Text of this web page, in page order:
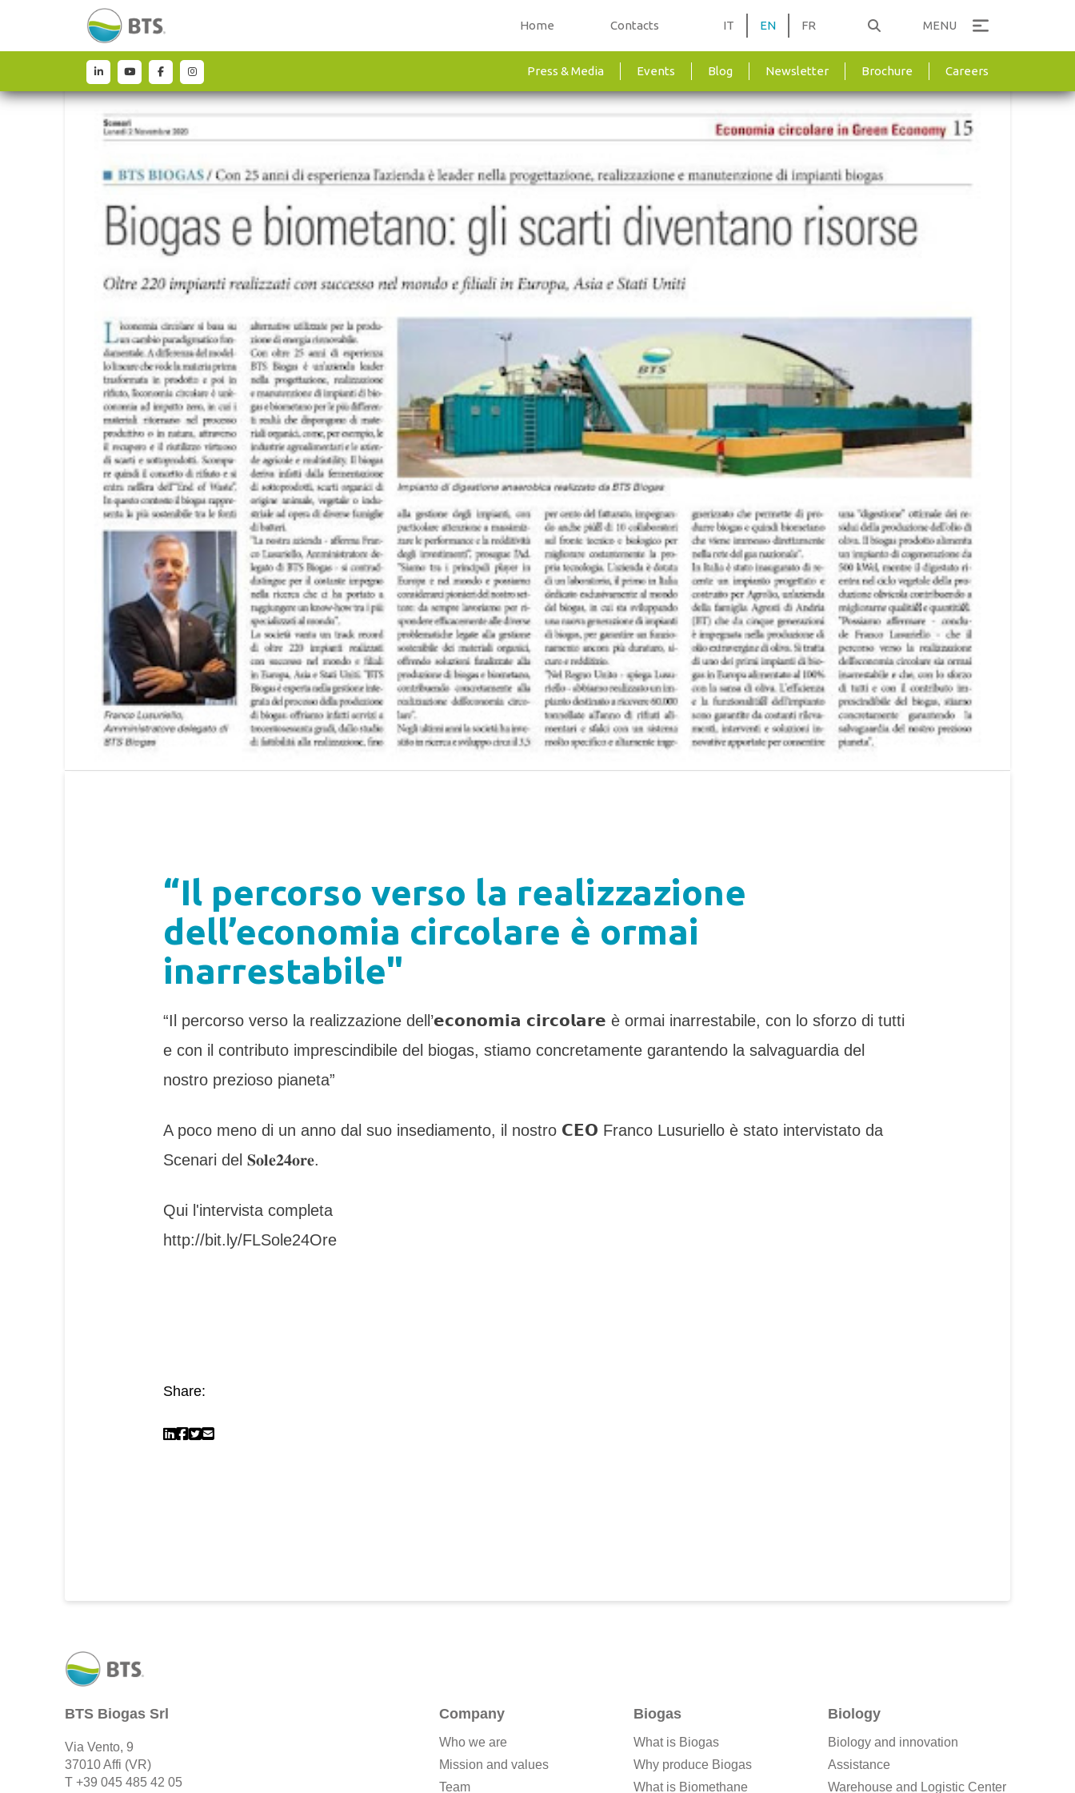
Home Contacts IT EN FR MENU
Press & Media Events Blog Newsletter Brochure Careers
“Il percorso verso la realizzazione
dell’economia circolare è ormai
inarrestabile"
“Il percorso verso la realizzazione dell’𝗲𝗰𝗼𝗻𝗼𝗺𝗶𝗮 𝗰𝗶𝗿𝗰𝗼𝗹𝗮𝗿𝗲 è ormai inarrestabile, con lo sforzo di tutti
e con il contributo imprescindibile del biogas, stiamo concretamente garantendo la salvaguardia del
nostro prezioso pianeta”
A poco meno di un anno dal suo insediamento, il nostro 𝗖𝗘𝗢 Franco Lusuriello è stato intervistato da
Scenari del 𝐒𝐨𝐥𝐞𝟐𝟒𝐨𝐫𝐞.
Qui l'intervista completa
http://bit.ly/FLSole24Ore
Share:
BTS Biogas Srl
Via Vento, 9
37010 Affi (VR)
T +39 045 485 42 05
Company
Who we are
Mission and values
Team
Biogas
What is Biogas
Why produce Biogas
What is Biomethane
Biology
Biology and innovation
Assistance
Warehouse and Logistic Center